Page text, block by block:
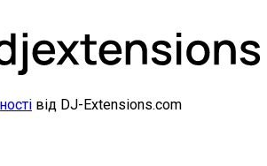
від DJ-Extensions.com